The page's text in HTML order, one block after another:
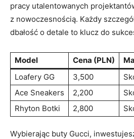
pracy utalentowanych
z nowoczesnością. ‍Każdy
dbałość o detale ​to klucz do
Model Cena (PLN)
Loafery GG
3,500
Ace ‌Sneakers
2,200
Rhyton Botki
2,800
Wybierając buty Gucci,